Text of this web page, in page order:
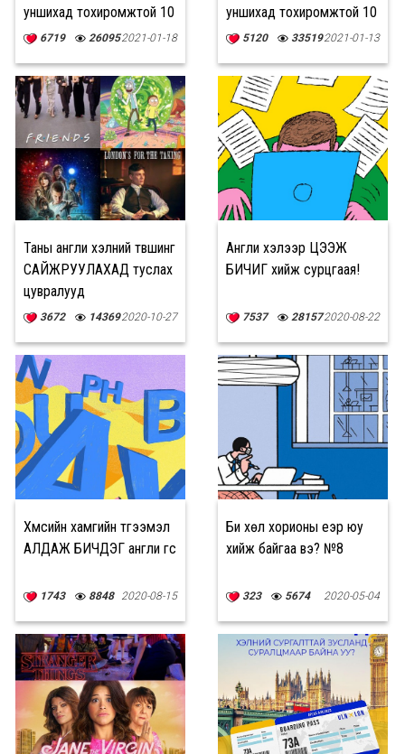
уншихад тохиромжтой 10
ном6719 260952021-01-18
уншихад тохиромжтой 10
ном5120 335192021-01-13
Таны англи хэлний түвшинг
САЙЖРУУЛАХАД туслах
цувралууд
3672 143692020-10-27
Англи хэлээр ЦЭЭЖ
БИЧИГ хийж сурцгаая!
7537 281572020-08-22
Хүмүүсийн хамгийн түгээмэл
АЛДАЖ БИЧДЭГ англи үгс
1743 8848 2020-08-15
Би хөл хорионы үеэр юу
хийж байгаа вэ? №8
323 5674 2020-05-04